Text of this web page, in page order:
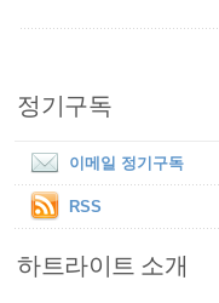
정기구독
이메일 정기구독
RSS
하트라이트 소개